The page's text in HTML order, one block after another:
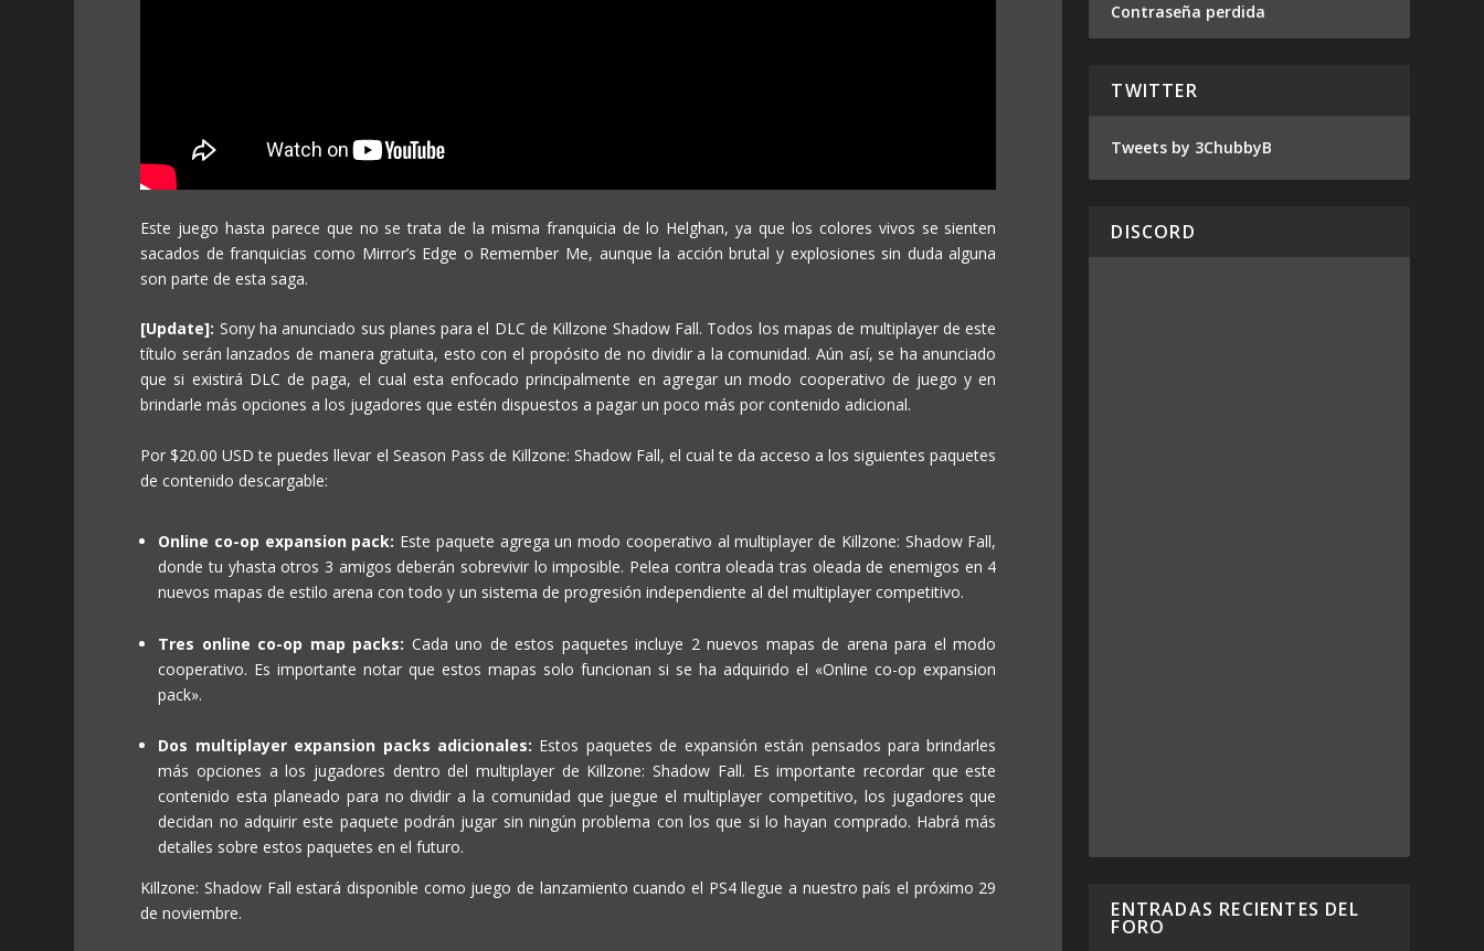
Este juego hasta parece que no se trata de la misma franquicia de lo Helghan, ya que los colores vivos se sienten
sacados de franquicias como Mirror’s Edge o Remember Me, aunque la acción brutal y explosiones sin duda alguna
son parte de esta saga.
[Update]: Sony ha anunciado sus planes para el DLC de Killzone Shadow Fall. Todos los mapas de multiplayer de este
título serán lanzados de manera gratuita, esto con el propósito de no dividir a la comunidad. Aún así, se ha anunciado
que si existirá DLC de paga, el cual esta enfocado principalmente en agregar un modo cooperativo de juego y en
brindarle más opciones a los jugadores que estén dispuestos a pagar un poco más por contenido adicional.
Por $20.00 USD te puedes llevar el Season Pass de Killzone: Shadow Fall, el cual te da acceso a los siguientes paquetes
de contenido descargable:
Online co-op expansion pack: Este paquete agrega un modo cooperativo al multiplayer de Killzone: Shadow Fall,
donde tu yhasta otros 3 amigos deberán sobrevivir lo imposible. Pelea contra oleada tras oleada de enemigos en 4
nuevos mapas de estilo arena con todo y un sistema de progresión independiente al del multiplayer competitivo.
Tres online co-op map packs: Cada uno de estos paquetes incluye 2 nuevos mapas de arena para el modo
cooperativo. Es importante notar que estos mapas solo funcionan si se ha adquirido el «Online co-op expansion
pack».
Dos multiplayer expansion packs adicionales: Estos paquetes de expansión están pensados para brindarles
más opciones a los jugadores dentro del multiplayer de Killzone: Shadow Fall. Es importante recordar que este
contenido esta planeado para no dividir a la comunidad que juegue el multiplayer competitivo, los jugadores que
decidan no adquirir este paquete podrán jugar sin ningún problema con los que si lo hayan comprado. Habrá más
detalles sobre estos paquetes en el futuro.
Killzone: Shadow Fall estará disponible como juego de lanzamiento cuando el PS4 llegue a nuestro país el próximo 29
de noviembre.
Contraseña perdida
TWITTER
Tweets by 3ChubbyB
DISCORD
ENTRADAS RECIENTES DEL
FORO